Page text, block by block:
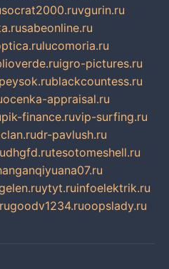
socrat2000.ruvgurin.ru
sabeonline.ru
lucomoria.ru
igro-pictures.ru
peysok.rublackcountess.ru
ocenka-appraisal.ru
pik-finance.ruvip-surfing.ru
dr-pavlush.ru
dhgfd.rutesotomeshell.ru
ytyt.ruinfoelektrik.ru
goodv1234.ruoopslady.ru